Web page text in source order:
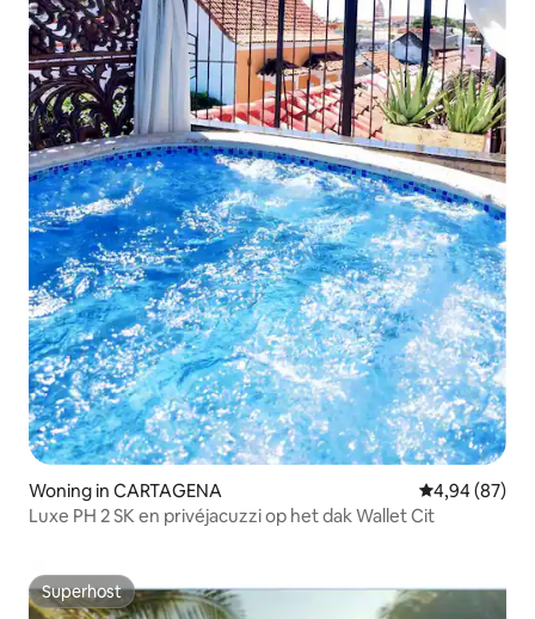
Woning in CARTAGENA Gemiddelde
4,94 (87)
Luxe PH 2 SK en privéjacuzzi op het dak Wallet Cit
Superhost
Superhost